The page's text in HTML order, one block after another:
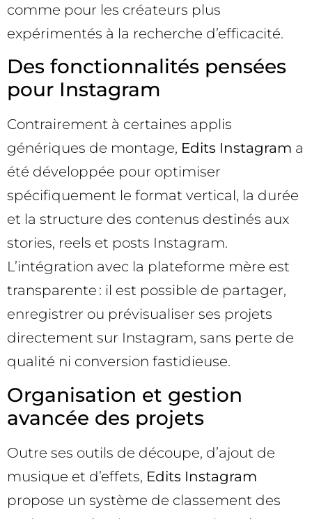
comme pour les créateurs plus
expérimentés à la recherche d’efficacité.
Des fonctionnalités pensées
pour Instagram
Contrairement à certaines applis
génériques de montage, Edits Instagram a
été développée pour optimiser
spécifiquement le format vertical, la durée
et la structure des contenus destinés aux
stories, reels et posts Instagram.
L’intégration avec la plateforme mère est
transparente : il est possible de partager,
enregistrer ou prévisualiser ses projets
directement sur Instagram, sans perte de
qualité ni conversion fastidieuse.
Organisation et gestion
avancée des projets
Outre ses outils de découpe, d’ajout de
musique et d’effets, Edits Instagram
propose un système de classement des